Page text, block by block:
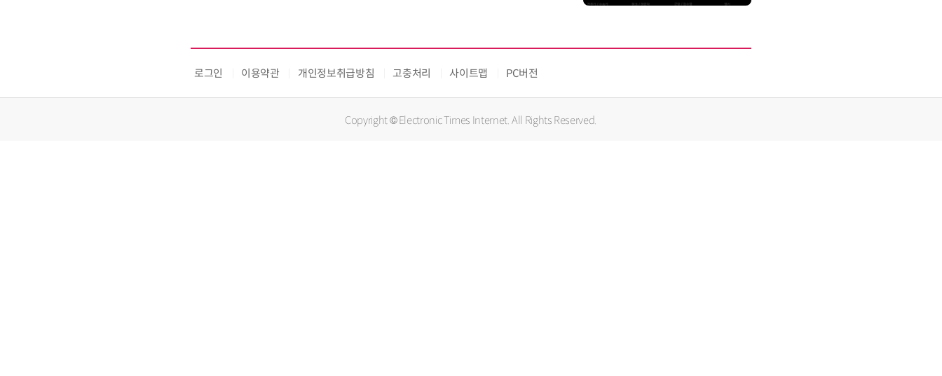
로그인 이용약관 개인정보취급방침 고충처리 사이트맵 PC버전
Copyright © Electronic Times Internet. All Rights Reserved.